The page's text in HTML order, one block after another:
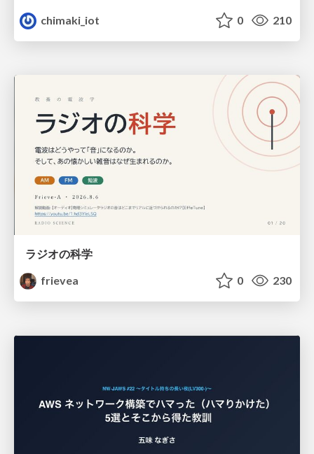
chimaki_iot 0 210
ラジオの科学
frievea
0 230